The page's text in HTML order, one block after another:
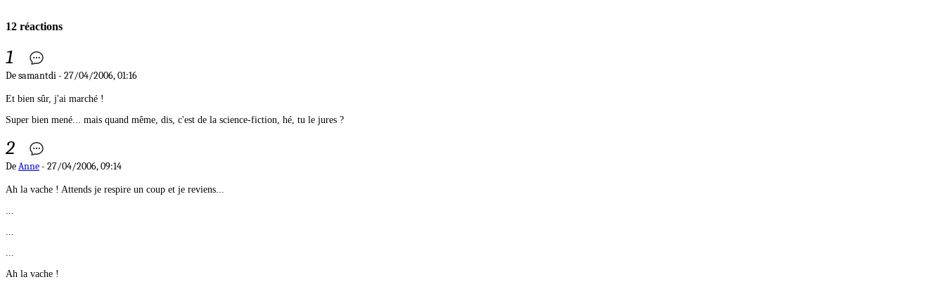
12 réactions
1
De samantdi - 27/04/2006, 01:16
Et bien sûr, j'ai marché !
Super bien mené... mais quand même, dis, c'est de la science-fiction, hé, tu le jures ?
2
DeAnne- 27/04/2006, 09:14
Ah la vache ! Attends je respire un coup et je reviens...
Ah la vache !